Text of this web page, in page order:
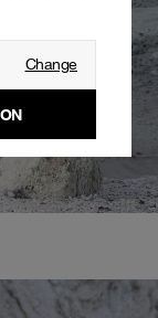
Change